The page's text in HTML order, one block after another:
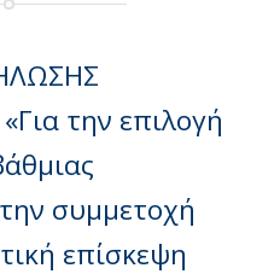
την επιλογή
συμμετοχή
επίσκεψη